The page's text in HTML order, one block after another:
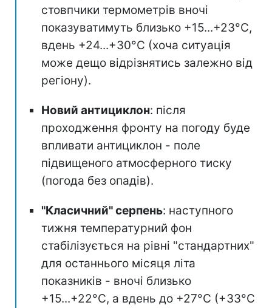
стовпчики термометрів вночі
показуватимуть близько +15...+23°С,
вдень +24...+30°C (хоча ситуація
може дещо відрізнятись залежно від
регіону).
Новий антициклон: після
проходження фронту на погоду буде
впливати антициклон - поле
підвищеного атмосферного тиску
(погода без опадів).
"Класичний" серпень: наступного
тижня температурний фон
стабілізується на рівні "стандартних"
для останнього місяця літа
показників - вночі близько
+15...+22°C, а вдень до +27°C (+33°C